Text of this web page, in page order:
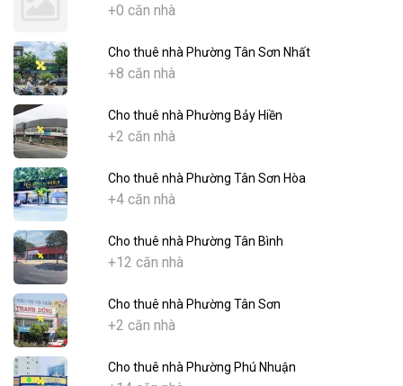
+0 căn nhà
Cho thuê nhà Phường Tân Sơn Nhất
+8 căn nhà
Cho thuê nhà Phường Bảy Hiền
+2 căn nhà
Cho thuê nhà Phường Tân Sơn Hòa
+4 căn nhà
Cho thuê nhà Phường Tân Bình
+12 căn nhà
Cho thuê nhà Phường Tân Sơn
+2 căn nhà
Cho thuê nhà Phường Phú Nhuận